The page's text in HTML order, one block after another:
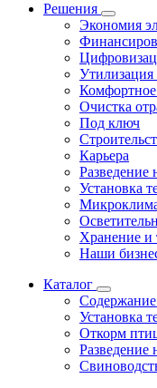
Решения
Экономия
Утилизация
Очистка
Под ключ
Карьера
Разведение
Установка
Хранение и
Наши
Каталог
Установка
Откорм
Разведение